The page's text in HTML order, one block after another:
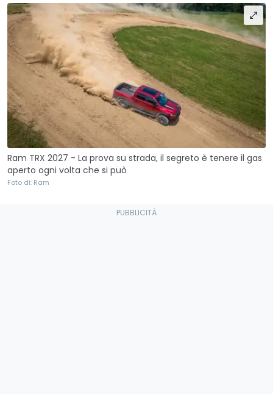
Ram TRX 2027 - La prova su strada, il segreto è tenere il gas
aperto ogni volta che si può
Foto di: Ram